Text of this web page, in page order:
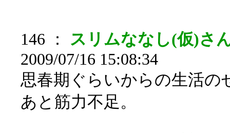
146 ： スリムななし(仮)さ
2009/07/16 15:08:34
思春期ぐらいからの生活の
あと筋力不足。